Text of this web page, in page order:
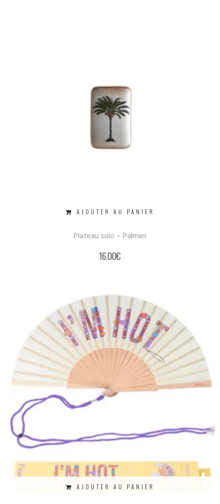
AJOUTER AU PANIER
Plateau solo – Palmier
16.00€
AJOUTER AU PANIER